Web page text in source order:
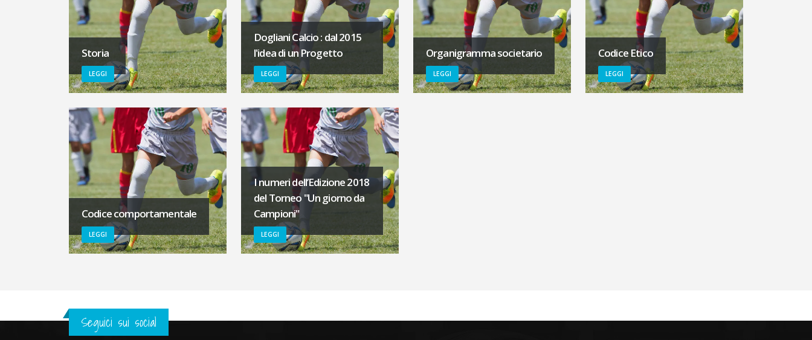
Storia
LEGGI
Dogliani Calcio : dal 2015
l'idea di un Progetto
LEGGI
Organigramma societario
LEGGI
Codice Etico
LEGGI
Codice comportamentale
LEGGI
I numeri dell’Edizione 2018
del Torneo "Un giorno da
Campioni"
LEGGI
Seguici sui social